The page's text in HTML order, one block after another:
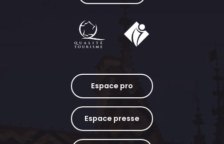
Espace pro
Espace presse